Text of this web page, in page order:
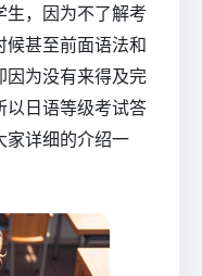
生，因为不了解考
候甚至前面语法和
因为没有来得及完
以日语等级考试答
家详细的介绍一